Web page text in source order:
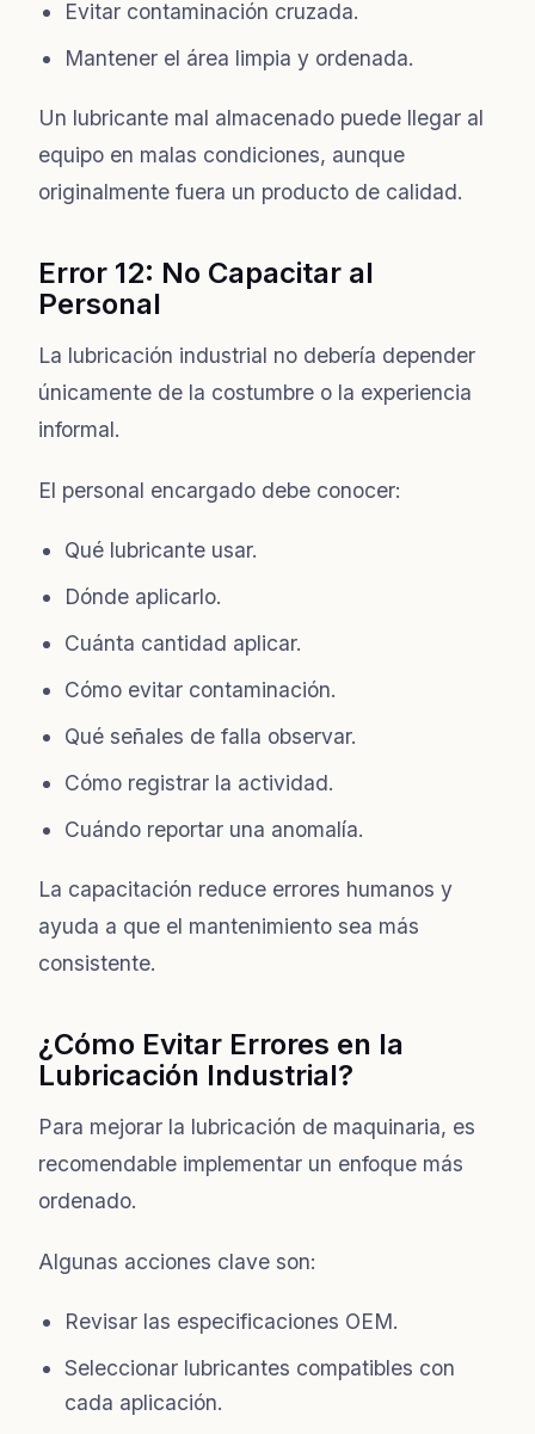
Evitar contaminación cruzada.
Mantener el área limpia y ordenada.
Un lubricante mal almacenado puede llegar al
equipo en malas condiciones, aunque
originalmente fuera un producto de calidad.
Error 12: No Capacitar al
Personal
La lubricación industrial no debería depender
únicamente de la costumbre o la experiencia
informal.
El personal encargado debe conocer:
Qué lubricante usar.
Dónde aplicarlo.
Cuánta cantidad aplicar.
Cómo evitar contaminación.
Qué señales de falla observar.
Cómo registrar la actividad.
Cuándo reportar una anomalía.
La capacitación reduce errores humanos y
ayuda a que el mantenimiento sea más
consistente.
¿Cómo Evitar Errores en la
Lubricación Industrial?
Para mejorar la lubricación de maquinaria, es
recomendable implementar un enfoque más
ordenado.
Algunas acciones clave son:
Revisar las especificaciones OEM.
Seleccionar lubricantes compatibles con
cada aplicación.